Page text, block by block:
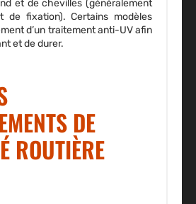
et de chevilles (généralement
de fixation). Certains modèles
d’un traitement anti-UV afin
et de durer.
DE
ROUTIÈRE